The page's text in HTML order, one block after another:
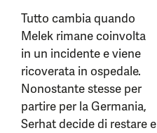
Tutto cambia quando
Melek rimane coinvolta
in un incidente e viene
ricoverata in ospedale.
Nonostante stesse per
partire per la Germania,
Serhat decide di restare e